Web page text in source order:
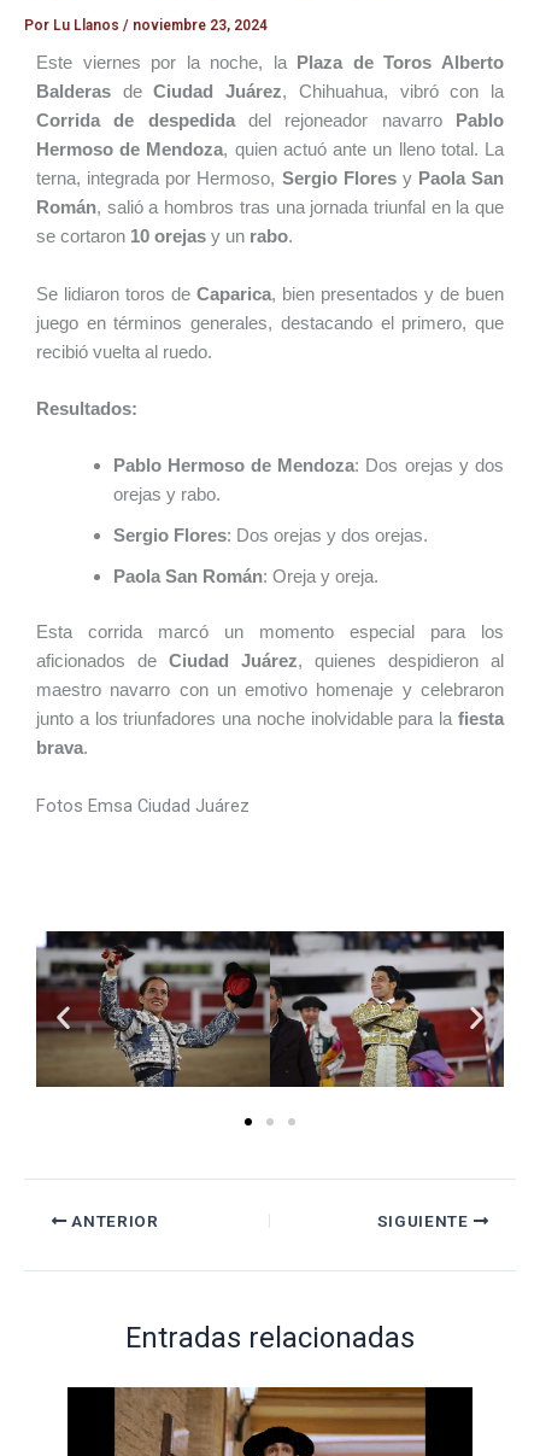
Por Lu Llanos / noviembre 23, 2024
Este viernes por la noche, la
Plaza de Toros Alberto
Balderas deCiudad Juárez, Chihuahua, vibró con la
Corrida de despedidadel rejoneador navarro
Pablo
Hermoso de Mendoza, quien actuó ante un lleno total. La
terna, integrada por Hermoso, Sergio Floresy Paola San
Román, salió a hombros tras una jornada triunfal en la que
se cortaron 10 orejas y un rabo.
Se lidiaron toros de Caparica, bien presentados y de buen
juego en términos generales, destacando el primero, que
recibió vuelta al ruedo.
Resultados:
Pablo Hermoso de Mendoza: Dos orejas y dos
orejas y rabo.
Sergio Flores: Dos orejas y dos orejas.
Paola San Román: Oreja y oreja.
Esta corrida marcó un momento especial para los
aficionados de Ciudad Juárez, quienes despidieron al
maestro navarro con un emotivo homenaje y celebraron
junto a los triunfadores una noche inolvidable para la fiesta
brava.
Fotos Emsa Ciudad Juárez
ANTERIOR SIGUIENTE
Entradas relacionadas